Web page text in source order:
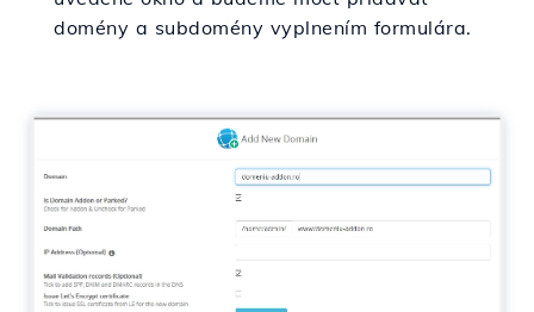
domény a subdomény vyplnením formulára.